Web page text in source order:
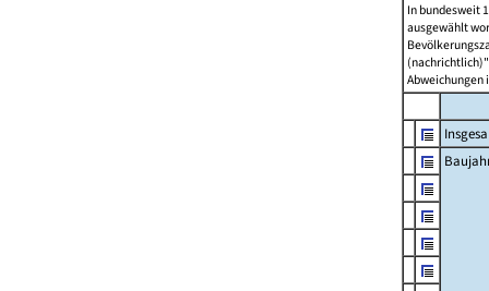
In bundesweit
ausgewählt
Abweichungen